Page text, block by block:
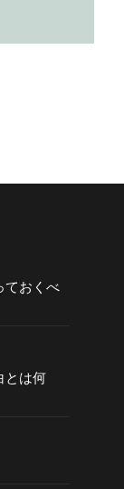
ておくべ
とは何